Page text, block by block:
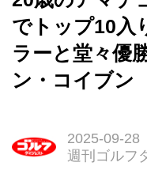
でトップ10入
ラーと堂々優
ン・コイブン
2025-09-28
週刊ゴルフ